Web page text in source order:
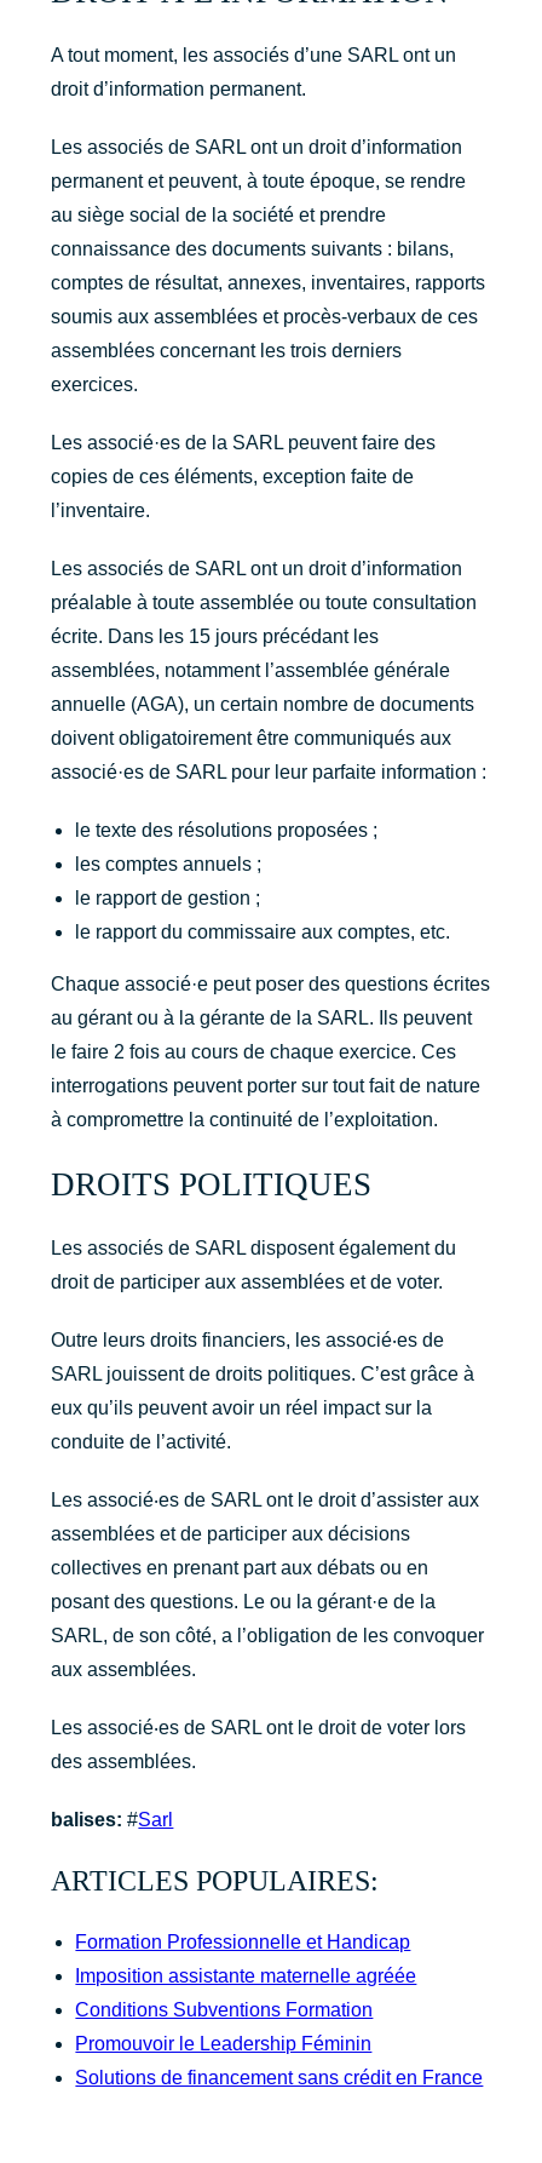
A tout moment, les associés d’une SARL ont un
droit d’information permanent.
Les associés de SARL ont un droit d’information
permanent et peuvent, à toute époque, se rendre
au siège social de la société et prendre
connaissance des documents suivants : bilans,
comptes de résultat, annexes, inventaires, rapports
soumis aux assemblées et procès-verbaux de ces
assemblées concernant les trois derniers
exercices.
Les associé·es de la SARL peuvent faire des
copies de ces éléments, exception faite de
l’inventaire.
Les associés de SARL ont un droit d’information
préalable à toute assemblée ou toute consultation
écrite. Dans les 15 jours précédant les
assemblées, notamment l’assemblée générale
annuelle (AGA), un certain nombre de documents
doivent obligatoirement être communiqués aux
associé·es de SARL pour leur parfaite information :
le texte des résolutions proposées ;
les comptes annuels ;
le rapport de gestion ;
le rapport du commissaire aux comptes, etc.
Chaque associé·e peut poser des questions écrites
au gérant ou à la gérante de la SARL. Ils peuvent
le faire 2 fois au cours de chaque exercice. Ces
interrogations peuvent porter sur tout fait de nature
à compromettre la continuité de l’exploitation.
DROITS POLITIQUES
Les associés de SARL disposent également du
droit de participer aux assemblées et de voter.
Outre leurs droits financiers, les associé‧es de
SARL jouissent de droits politiques. C’est grâce à
eux qu’ils peuvent avoir un réel impact sur la
conduite de l’activité.
Les associé‧es de SARL ont le droit d’assister aux
assemblées et de participer aux décisions
collectives en prenant part aux débats ou en
posant des questions. Le ou la gérant·e de la
SARL, de son côté, a l’obligation de les convoquer
aux assemblées.
Les associé‧es de SARL ont le droit de voter lors
des assemblées.
balises: #Sarl
ARTICLES POPULAIRES:
Formation Professionnelle et Handicap
Imposition assistante maternelle agréée
Conditions Subventions Formation
Promouvoir le Leadership Féminin
Solutions de financement sans crédit en France